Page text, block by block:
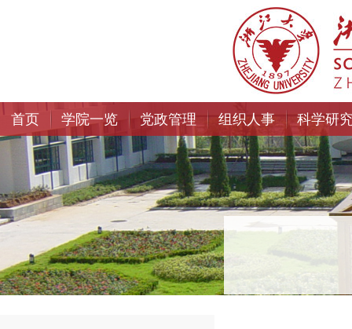
首页 学院一览 党政管理 组织人事 科学研